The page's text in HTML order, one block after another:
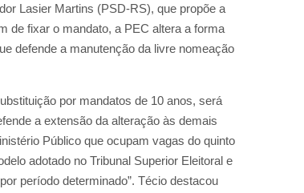
Lasier Martins (PSD-RS), que propõe a
de fixar o mandato, a PEC altera a forma
defende a manutenção da livre nomeação
por mandatos de 10 anos, será
a extensão da alteração às demais
Público que ocupam vagas do quinto
adotado no Tribunal Superior Eleitoral e
período determinado”. Técio destacou